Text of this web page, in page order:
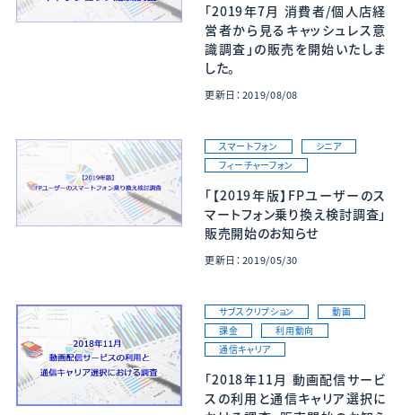
「2019年7月 消費者/個人店経
営者から見るキャッシュレス意
識調査」の販売を開始いたしま
した。
更新日：2019/08/08
スマートフォン
シニア
フィーチャーフォン
「【2019年版】FPユーザーのス
マートフォン乗り換え検討調査」
販売開始のお知らせ
更新日：2019/05/30
サブスクリプション
動画
課金
利用動向
通信キャリア
「2018年11月 動画配信サービ
スの利用と通信キャリア選択に